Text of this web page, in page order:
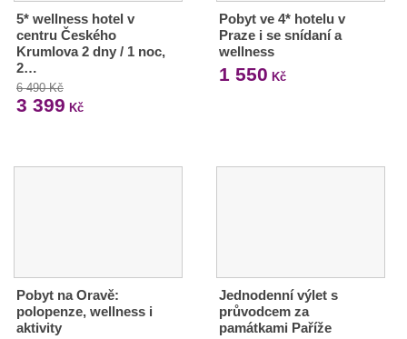
5* wellness hotel v
centru Českého
Krumlova 2 dny / 1 noc,
2…
6 490 Kč
3 399 Kč
Pobyt ve 4* hotelu v
Praze i se snídaní a
wellness
1 550 Kč
Pobyt na Oravě:
polopenze, wellness i
aktivity
Jednodenní výlet s
průvodcem za
památkami Paříže